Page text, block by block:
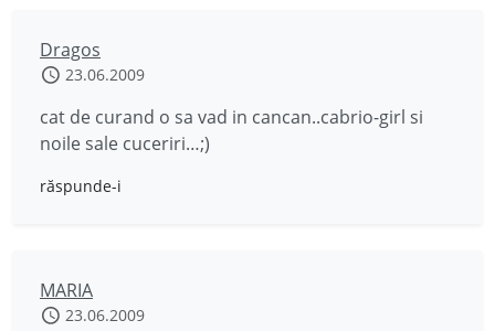
Dragos
23.06.2009
cat de curand o sa vad in cancan..cabrio-girl si
noile sale cuceriri…;)
răspunde-i
MARIA
23.06.2009